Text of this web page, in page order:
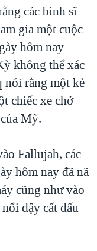
QUÁ KHỨ VÀ HIỆN
CUỘC'
các binh sĩ
gia một cuộc
hôm nay
không thể xác
nói rằng một kẻ
chiếc xe chở
Mỹ.
Fallujah, các
hôm nay đã nã
cũng như vào
dậy cất dấu